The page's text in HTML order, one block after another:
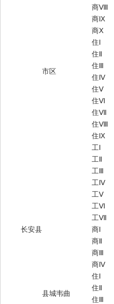
市区
商Ⅷ
商Ⅸ
商Ⅹ
住Ⅰ
住Ⅱ
住Ⅲ
住Ⅳ
住Ⅴ
住Ⅵ
住Ⅶ
住Ⅷ
住Ⅸ
工Ⅰ
工Ⅱ
工Ⅲ
工Ⅳ
工Ⅴ
工Ⅵ
工Ⅶ
长安县
县城韦曲
商Ⅰ
商Ⅱ
商Ⅲ
商Ⅳ
住Ⅰ
住Ⅱ
住Ⅲ